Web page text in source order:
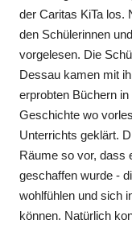
der Caritas KiTa los.
den Schülerinnen
vorgelesen. Die
Dessau kamen mit
erprobten Büchern
Geschichte wo
Unterrichts geklärt.
Räume so vor, dass
geschaffen wurde -
wohlfühlen und sich
können. Natürlich